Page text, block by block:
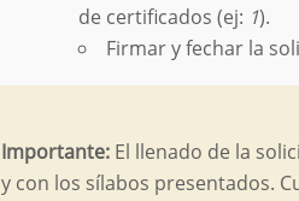
de certificados (ej: 1).
Firmar y fechar la
Importante: El llenado de la
y con los sílabos presentados.